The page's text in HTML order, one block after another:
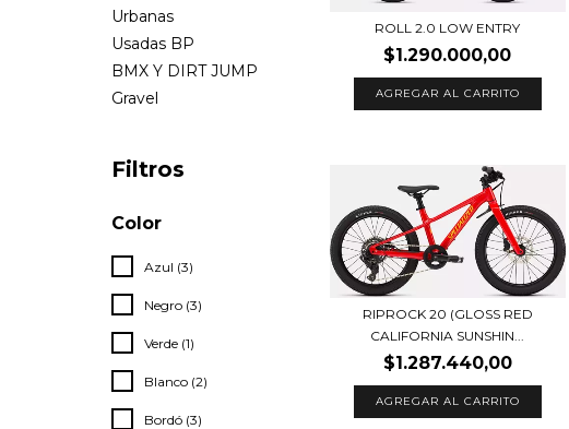
Urbanas
Usadas BP
BMX Y DIRT JUMP
Gravel
Filtros
Color
Azul (3)
Negro (3)
Verde (1)
Blanco (2)
Bordó (3)
ROLL 2.0 LOW ENTRY
$1.290.000,00
AGREGAR AL CARRITO
RIPROCK 20 (GLOSS RED
CALIFORNIA SUNSHIN...
$1.287.440,00